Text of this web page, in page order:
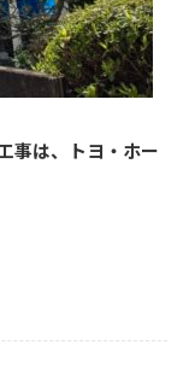
事は、トヨ・ホー